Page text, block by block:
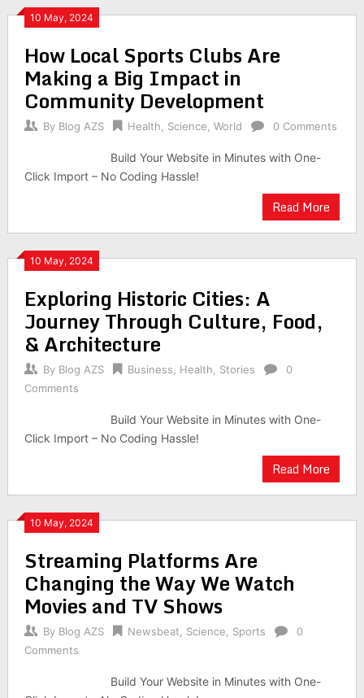
10 May, 2024
How Local Sports Clubs Are
Making a Big Impact in
Community Development
By Blog AZS Health Science World 0 Comments
Build Your Website in Minutes with One-
Click Import – No Coding Hassle!
Read More
10 May, 2024
Exploring Historic Cities: A
Journey Through Culture, Food,
& Architecture
By Blog AZS Business Health Stories
0
Comments
Build Your Website in Minutes with One-
Click Import – No Coding Hassle!
Read More
10 May, 2024
Streaming Platforms Are
Changing the Way We Watch
Movies and TV Shows
By Blog AZS Newsbeat Science Sports
0
Comments
Build Your Website in Minutes with One-